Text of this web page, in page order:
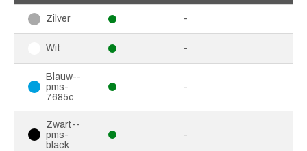
Zilver -
Wit -
Blauw--
pms-
7685c
-
Zwart--
pms-
black
-